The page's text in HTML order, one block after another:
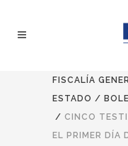
FISCALÍA
ESTADO /
/ CINCO
EL PRIMER DÍA